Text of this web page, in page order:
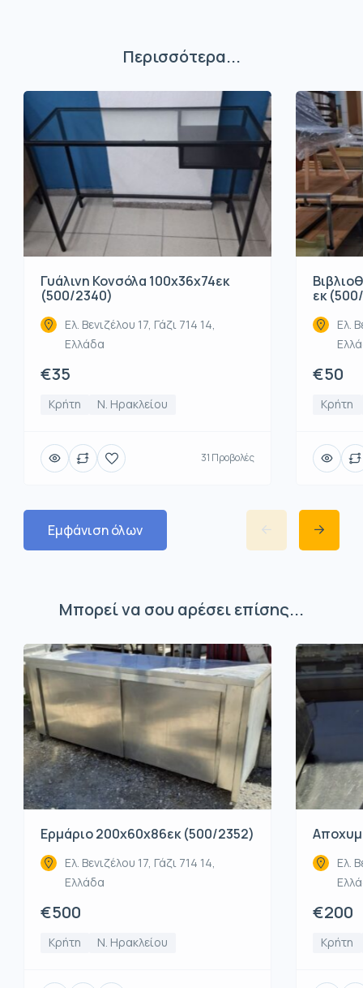
Περισσότερα...
Γυάλινη Κονσόλα 100x36x74εκ
(500/2340)
Ελ. Βενιζέλου 17, Γάζι 714 14,
Ελλάδα
€35
Κρήτη Ν. Ηρακλείου
31 Προβολές
εκ
Ελ.
€50
Κρήτη
Εμφάνιση όλων
Μπορεί να σου αρέσει επίσης...
Ερμάριο 200x60x86εκ (500/2352)
Ελ. Βενιζέλου 17, Γάζι 714 14,
Ελλάδα
€500
Κρήτη Ν. Ηρακλείου
Ελ.
€200
Κρήτη